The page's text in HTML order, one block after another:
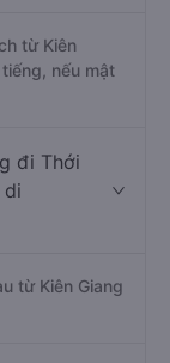
từ Kiên
nếu mật
đi Thới
di
từ Kiên Giang